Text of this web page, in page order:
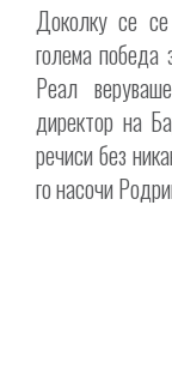
Доколку се
голема
Реал
директор на
речиси без
го насочи